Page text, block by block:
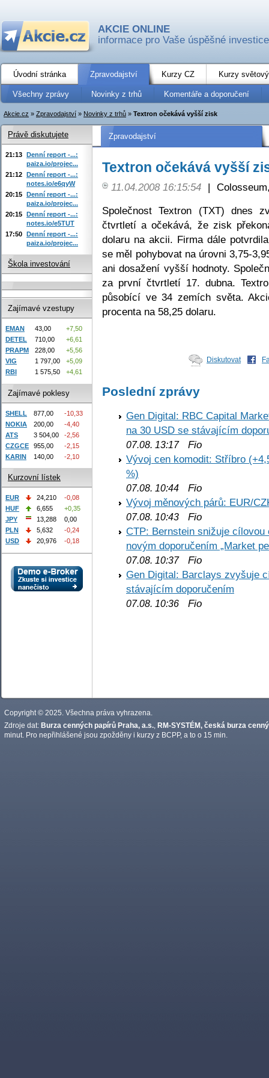
AKCIE ONLINE
informace pro Vaše úspěšné investice
Úvodní stránka Zpravodajství Kurzy CZ Kurzy
Všechny zprávy Novinky z trhů Komentáře a doporučení
Akcie.cz » Zpravodajství » Novinky z trhů » Textron očekává vyšší zisk
Zpravodajství
Textron očekává vyšší
11.04.2008 16:15:54 |
Společnost Textron (TXT) dnes
čtvrtletí a očekává, že zisk
dolaru na akcii. Firma dále
se měl pohybovat na úrovni 3,75-
ani dosažení vyšší hodnoty.
za první čtvrtletí 17. dubna.
působící ve 34 zemích světa.
procenta na 58,25 dolaru.
Diskutovat
Poslední zprávy
Gen Digital: RBC Capital
na 30 USD se stávajícím
07.08. 13:17Fio
Vývoj cen komodit: Stříbro
%)
07.08. 10:44 Fio
Vývoj měnových párů: EUR/
07.08. 10:43 Fio
CTP: Bernstein snižuje
novým doporučením „Market
07.08. 10:37Fio
Gen Digital: Barclays zvyšuje
stávajícím doporučením
07.08. 10:36 Fio
Právě diskutujete
21:13 Denní report -...:
paiza.io/projec...
21:12 Denní report -...:
notes.io/e6qyW
20:15 Denní report -...:
paiza.io/projec...
20:15 Denní report -...:
notes.io/e5TUT
17:50 Denní report -...:
paiza.io/projec...
Škola investování
Zajímavé vzestupy
EMAN 43,00
+7,50
DETEL
710,00
+6,61
PRAPM
228,00
+5,56
VIG
1 797,00
+5,09
RBI
1 575,50 +4,61
Zajímavé poklesy
SHELL 877,00
-10,33
NOKIA
200,00
-4,40
ATS
3 504,00
-2,56
CZGCE
955,00
-2,15
KARIN
140,00 -2,10
Kurzovní lístek
EUR 24,210
-0,08
HUF
6,655
+0,35
JPY
13,288
0,00
PLN
5,632
-0,24
USD
20,976 -0,18
Copyright © 2025. Všechna práva vyhrazena.
Zdroje dat: Burza cenných papírů Praha, a.s. RM-SYSTÉM, česká burza
minut. Pro nepřihlášené jsou zpožděny i kurzy z BCPP, a to o 15 min.